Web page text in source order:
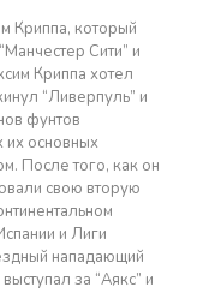
Криппа, который
Сити” и
Криппа хотел
“Ливерпуль” и
фунтов
их основных
После того, как он
свою вторую
и Лиги
нападающий
за “Аякс” и